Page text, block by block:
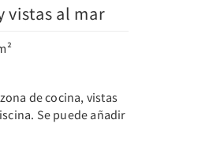
vistas al mar
de cocina, vistas
Se puede añadir